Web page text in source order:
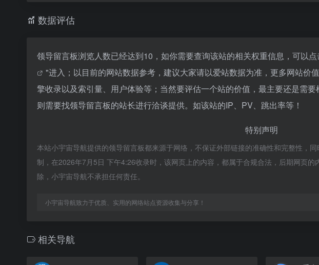
数据评估
领导留言板浏览人数已经达到10，如你需要查询该站的相关权重信息，可以点
"进入；以目前的网站数据参考，建议大家请以爱站数据为准，更多网站价
擎收录以及索引量、用户体验等；当然要评估一个站的价值，最主要还是需
则需要找领导留言板的站长进行洽谈提供。如该站的IP、PV、跳出率等！
特别声明
本站小宇宙导航提供的领导留言板都来源于网络，不保证外部链接的准确性和完整性，
制，在2026年7月5日 下午4:26收录时，该网页上的内容，都属于合规合法，后期网页
除，小宇宙导航不承担任何责任。
小宇宙导航致力于优质、实用的网络站点资源收集与分享！
相关导航